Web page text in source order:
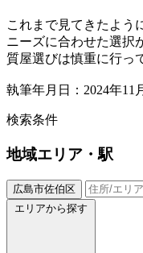
これまで見てきたよう
ニーズに合わせた選択
質屋選びは慎重に行っ
執筆年月日：2024年11
検索条件
地域エリア・駅
広島市佐伯区
エリアから探す